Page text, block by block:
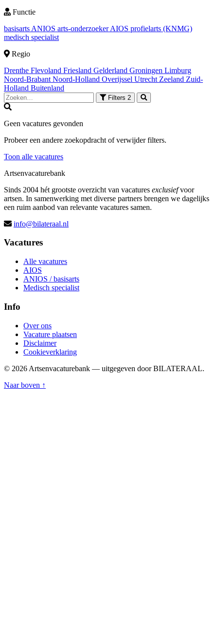
Functie
basisarts ANIOS arts-onderzoekerAIOS profielarts (KNMG)
medisch specialist
Regio
Drenthe Flevoland Friesland Gelderland Groningen Limburg
Noord-Brabant Noord-Holland Overijssel Utrecht Zeeland Zuid-
Holland Buitenland
Filters 2
Geen vacatures gevonden
Probeer een andere zoekopdracht of verwijder filters.
Toon alle vacatures
Artsenvacaturebank
Sinds 2004 hét grootste overzicht van vacatures exclusiefvoor
artsen. In samenwerking met diverse partners brengen we dagelijks
een ruim aanbod van relevante vacatures samen.
info@bilateraal.nl
Vacatures
Alle vacatures
AIOS
ANIOS / basisarts
Medisch specialist
Info
Over ons
Vacature plaatsen
Disclaimer
Cookieverklaring
© 2026 Artsenvacaturebank — uitgegeven door BILATERAAL.
Naar boven ↑